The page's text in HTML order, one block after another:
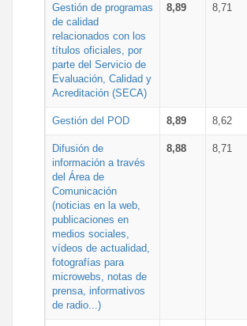
Gestión de programas
de calidad
relacionados con los
títulos oficiales, por
parte del Servicio de
Evaluación, Calidad y
Acreditación (SECA)
8,89 8,71
Gestión del POD 8,89 8,62
Difusión de
información a través
del Área de
Comunicación
(noticias en la web,
publicaciones en
medios sociales,
vídeos de actualidad,
fotografías para
microwebs, notas de
prensa, informativos
de radio...)
8,88 8,71